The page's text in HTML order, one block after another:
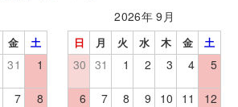
金 土
31 1
7 8
2026年 9月
日 月 火 水 木 金 土
30 31 1 2 3 4 5
6 7 8 9 10 11 12